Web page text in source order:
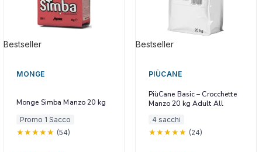
Bestseller
MONGE
Monge Simba Manzo 20 kg
Promo 1 Sacco
(54)
Bestseller
PIÙCANE
PiùCane Basic – Crocchette
Manzo 20 kg Adult All
4 sacchi
(24)